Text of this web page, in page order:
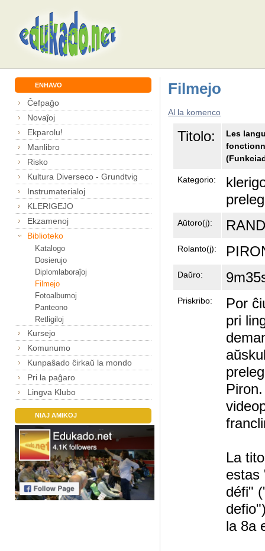
ENHAVO
Ĉefpaĝo
Novaĵoj
Ekparolu!
Manlibro
Risko
Kultura Diverseco - Grundtvig
Instrumaterialoj
KLERIGEJO
Ekzamenoj
Biblioteko
Katalogo
Dosierujo
Diplomlaboraĵoj
Filmejo
Fotoalbumoj
Panteono
Retligiloj
Kursejo
Komunumo
Kunpaŝado ĉirkaŭ la mondo
Pri la paĝaro
Lingva Klubo
NIAJ AMIKOJ
Filmejo
Al la komenco
Titolo:
Les
Kategorio:
Aŭtoro(j):
Rolanto(j):
Daŭro:
Priskribo:
Por
pri
La
estas
défi"
la 8a